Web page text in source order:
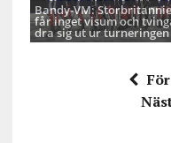
Bandy-VM:
får inget visum och
dra sig ut ur turneringen